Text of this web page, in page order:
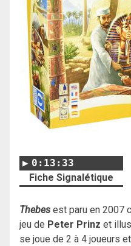
0:13:33
Fiche Signalétique
Thebes est paru en 2007
jeu de Peter Prinz et
se joue de 2 à 4 joueurs